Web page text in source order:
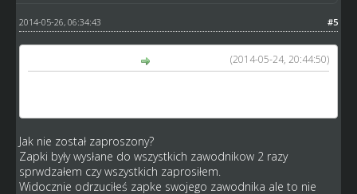
#5
2014-05-26, 06:34:43
(2014-05-24, 20:44:50)
Jak nie został zaproszony?
Zapki były wysłane do wszystkich zawodnikow 2 razy
sprwdzałem czy wszystkich zaprosiłem.
Widocznie odrzuciłeś zapke swojego zawodnika ale to nie